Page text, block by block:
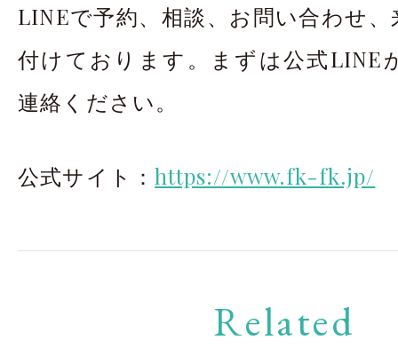
LINEで予約、相談、お問い合わせ
付けております。まずは公式LINE
連絡ください。
公式サイト：https://www.fk-fk.jp/
Related